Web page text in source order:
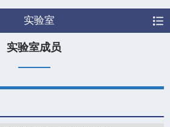
实验室
实验室成员